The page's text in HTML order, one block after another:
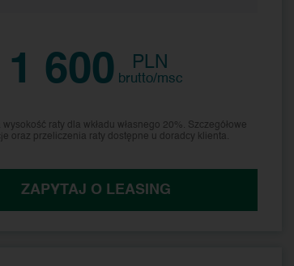
1 600 PLN
brutto/msc
raty dla wkładu własnego 20%. Szczegółowe
oraz przeliczenia raty dostępne u doradcy klienta.
ZAPYTAJ O LEASING